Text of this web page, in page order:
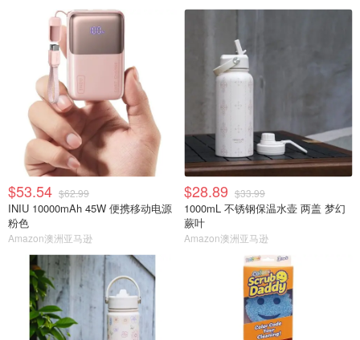
$53.54 $62.99
INIU 10000mAh 45W 便携移动电源
粉色
Amazon澳洲亚马逊
$28.89 $33.99
1000mL 不锈钢保温水壶 两盖 梦幻
蕨叶
Amazon澳洲亚马逊